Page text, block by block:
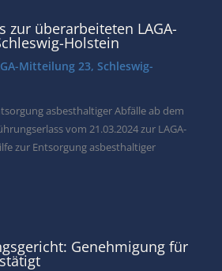
zur überarbeiteten LAGA-
Holstein
Mitteilung 23,Schleswig-
asbesthaltiger Abfälle ab dem
vom 21.03.2024 zur LAGA-
zur Entsorgung asbesthaltiger
Genehmigung für